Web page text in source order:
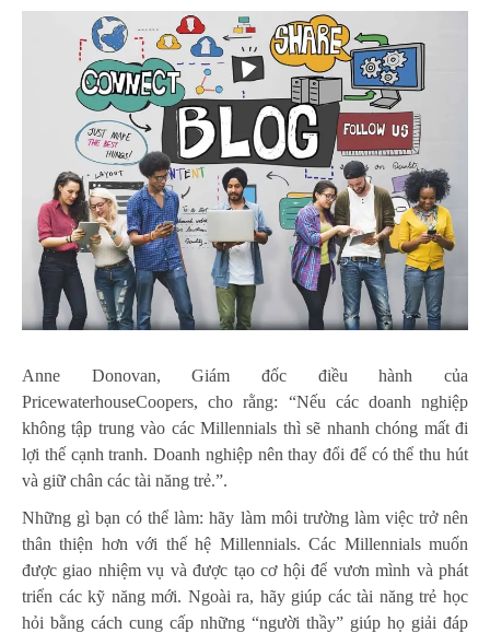
Anne Donovan, Giám đốc điều hành của
PricewaterhouseCoopers, cho rằng: “Nếu các doanh nghiệp
không tập trung vào các Millennials thì sẽ nhanh chóng mất đi
lợi thế cạnh tranh. Doanh nghiệp nên thay đổi để có thể thu hút
và giữ chân các tài năng trẻ.”.
Những gì bạn có thể làm: hãy làm môi trường làm việc trở nên
thân thiện hơn với thế hệ Millennials. Các Millennials muốn
được giao nhiệm vụ và được tạo cơ hội để vươn mình và phát
triển các kỹ năng mới. Ngoài ra, hãy giúp các tài năng trẻ học
hỏi bằng cách cung cấp những “người thầy” giúp họ giải đáp